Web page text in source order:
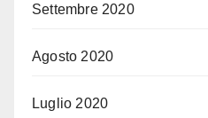
Settembre 2020
Agosto 2020
Luglio 2020